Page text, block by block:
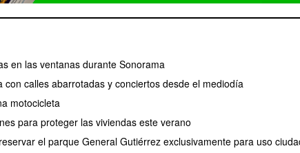
en las ventanas durante Sonorama
calles abarrotadas y conciertos desde el mediodía
motocicleta
para proteger las viviendas este verano
el parque General Gutiérrez exclusivamente para uso